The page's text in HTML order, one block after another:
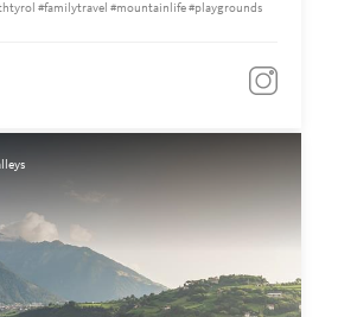
#familytravel #mountainlife #playgrounds